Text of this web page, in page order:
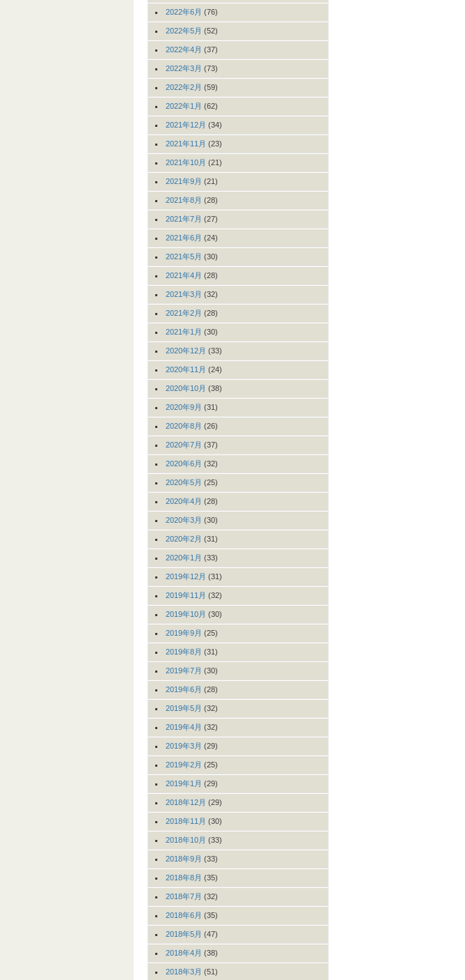
2022年6月 (76)
2022年5月 (52)
2022年4月 (37)
2022年3月 (73)
2022年2月 (59)
2022年1月 (62)
2021年12月 (34)
2021年11月 (23)
2021年10月 (21)
2021年9月 (21)
2021年8月 (28)
2021年7月 (27)
2021年6月 (24)
2021年5月 (30)
2021年4月 (28)
2021年3月 (32)
2021年2月 (28)
2021年1月 (30)
2020年12月 (33)
2020年11月 (24)
2020年10月 (38)
2020年9月 (31)
2020年8月 (26)
2020年7月 (37)
2020年6月 (32)
2020年5月 (25)
2020年4月 (28)
2020年3月 (30)
2020年2月 (31)
2020年1月 (33)
2019年12月 (31)
2019年11月 (32)
2019年10月 (30)
2019年9月 (25)
2019年8月 (31)
2019年7月 (30)
2019年6月 (28)
2019年5月 (32)
2019年4月 (32)
2019年3月 (29)
2019年2月 (25)
2019年1月 (29)
2018年12月 (29)
2018年11月 (30)
2018年10月 (33)
2018年9月 (33)
2018年8月 (35)
2018年7月 (32)
2018年6月 (35)
2018年5月 (47)
2018年4月 (38)
2018年3月 (51)